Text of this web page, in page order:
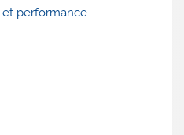
et performance